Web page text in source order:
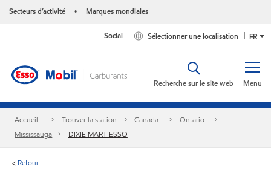
Secteurs d’activité • Marques mondiales
FR
Sélectionner une localisation
Social
Menu
Recherche sur le site web
Accueil Trouver la station Canada
Ontario
Mississauga
DIXIE MART ESSO
< Retour